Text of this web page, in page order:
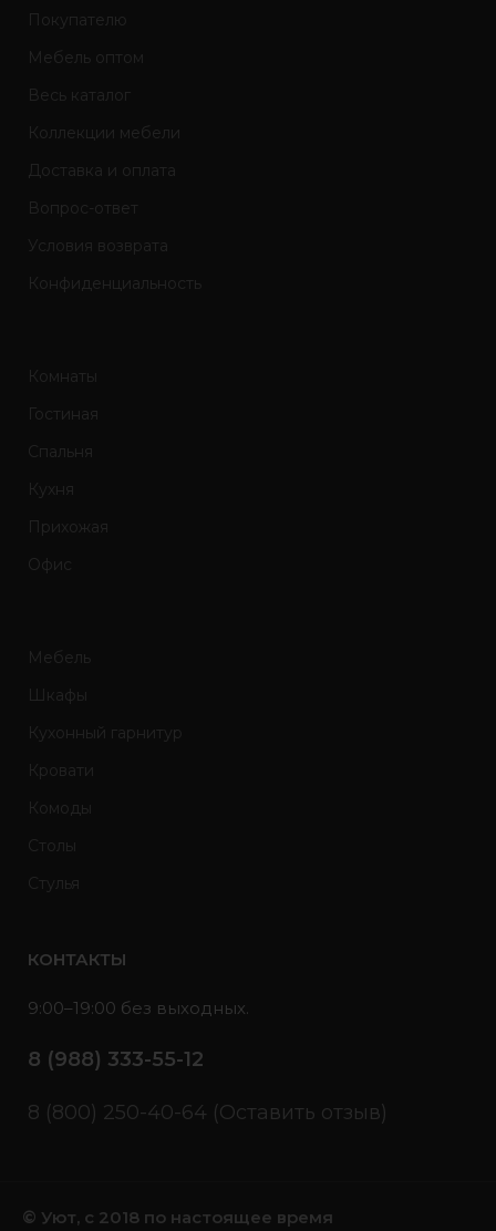
Покупателю
Мебель оптом
Весь каталог
Коллекции мебели
Доставка и оплата
Вопрос-ответ
Условия возврата
Конфиденциальность
Комнаты
Гостиная
Спальня
Кухня
Прихожая
Офис
Мебель
Шкафы
Кухонный гарнитур
Кровати
Комоды
Столы
Стулья
КОНТАКТЫ
9:00–19:00 без выходных.
8 (988) 333-55-12
8 (800) 250-40-64 (Оставить отзыв)
© Уют, с 2018 по настоящее время